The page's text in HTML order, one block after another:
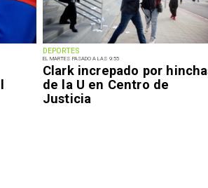
DEPORTES
EL MARTES PASADO A LAS 9:55
Clark increpado por
de la U en Centro de
Justicia